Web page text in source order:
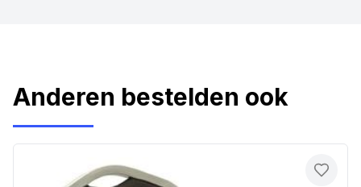
Anderen bestelden ook